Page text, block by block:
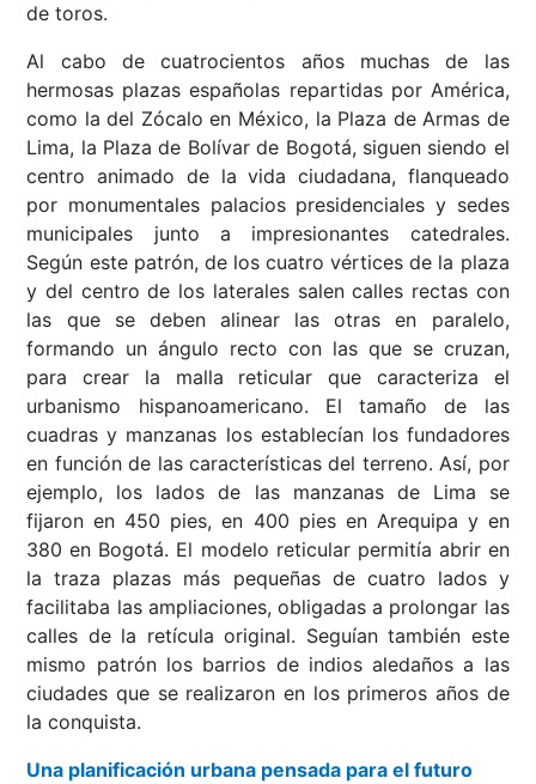
de toros.
Al cabo de cuatrocientos años muchas de las
hermosas plazas españolas repartidas por América,
como la del Zócalo en México, la Plaza de Armas de
Lima, la Plaza de Bolívar de Bogotá, siguen siendo el
centro animado de la vida ciudadana, flanqueado
por monumentales palacios presidenciales y sedes
municipales junto a impresionantes catedrales.
Según este patrón, de los cuatro vértices de la plaza
y del centro de los laterales salen calles rectas con
las que se deben alinear las otras en paralelo,
formando un ángulo recto con las que se cruzan,
para crear la malla reticular que caracteriza el
urbanismo hispanoamericano. El tamaño de las
cuadras y manzanas los establecían los fundadores
en función de las características del terreno. Así, por
ejemplo, los lados de las manzanas de Lima se
fijaron en 450 pies, en 400 pies en Arequipa y en
380 en Bogotá. El modelo reticular permitía abrir en
la traza plazas más pequeñas de cuatro lados y
facilitaba las ampliaciones, obligadas a prolongar las
calles de la retícula original. Seguían también este
mismo patrón los barrios de indios aledaños a las
ciudades que se realizaron en los primeros años de
la conquista.
Una planificación urbana pensada para el futuro